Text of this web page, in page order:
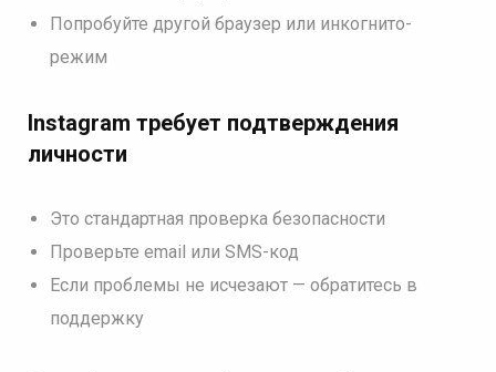
Попробуйте другой браузер или инкогнито-
режим
Instagram требует подтверждения
личности
Это стандартная проверка безопасности
Проверьте email или SMS-код
Если проблемы не исчезают — обратитесь в
поддержку